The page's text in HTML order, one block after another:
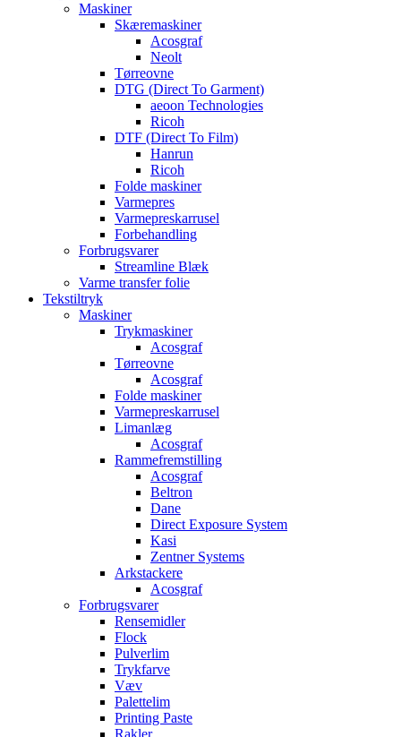
Maskiner
Skæremaskiner
Acosgraf
Neolt
Tørreovne
DTG (Direct To Garment)
aeoon Technologies
Ricoh
DTF (Direct To Film)
Hanrun
Ricoh
Folde maskiner
Varmepres
Varmepreskarrusel
Forbehandling
Forbrugsvarer
Streamline Blæk
Varme transfer folie
Tekstiltryk
Maskiner
Trykmaskiner
Acosgraf
Tørreovne
Acosgraf
Folde maskiner
Varmepreskarrusel
Limanlæg
Acosgraf
Rammefremstilling
Acosgraf
Beltron
Dane
Direct Exposure System
Kasi
Zentner Systems
Arkstackere
Acosgraf
Forbrugsvarer
Rensemidler
Flock
Pulverlim
Trykfarve
Væv
Palettelim
Printing Paste
Rakler